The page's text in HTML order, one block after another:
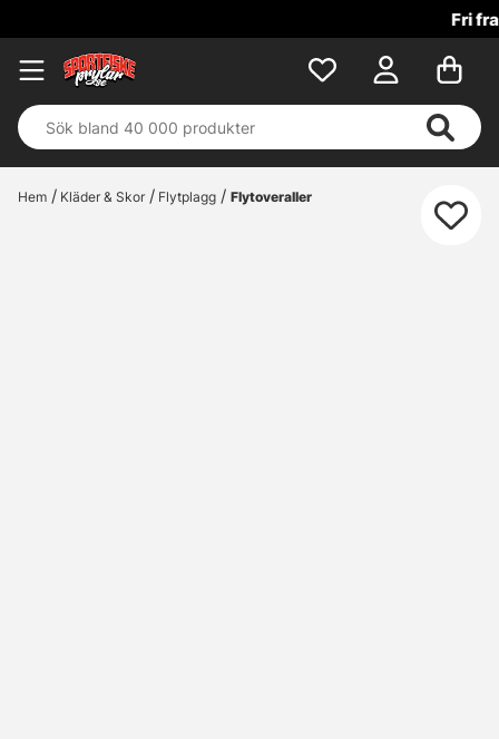
Fri frakt över 699 kr!
Hem Kläder & Skor Flytplagg Flytoveraller